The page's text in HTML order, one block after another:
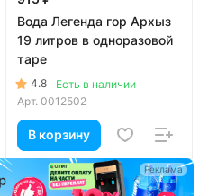
Реклама
Вода Легенда гор Архыз
19 литров в одноразовой
таре
4.8
Есть в наличии
Арт. 0012502
В корзину